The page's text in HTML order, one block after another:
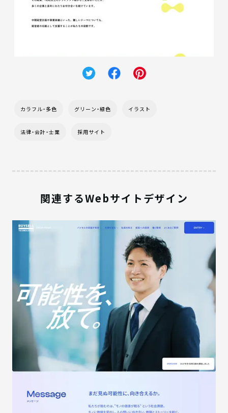
カラフル・多色 グリーン・緑色 イラスト
法律・会計・士業 採用サイト
関連するWebサイトデザイン